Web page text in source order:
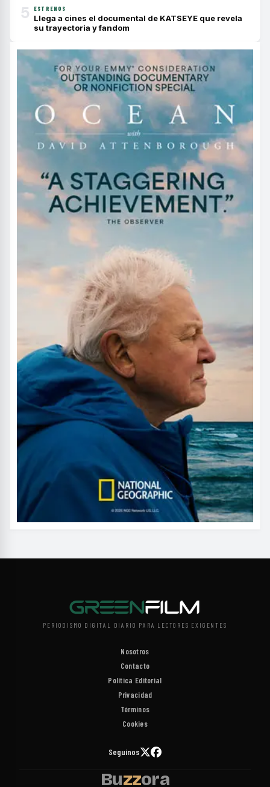
5 ESTRENOS
Llega a cines el documental de KATSEYE que revela
su trayectoria y fandom
PERIODISMO DIGITAL DIARIO PARA LECTORES EXIGENTES
Nosotros
Contacto
Política Editorial
Privacidad
Términos
Cookies
Seguinos
Buzzora